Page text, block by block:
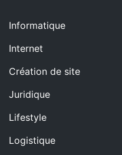
Informatique
Internet
Création de site
Juridique
Lifestyle
Logistique